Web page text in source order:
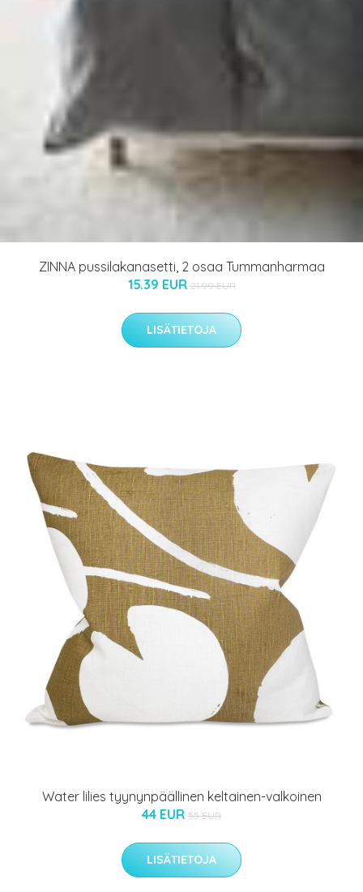
ZINNA pussilakanasetti, 2 osaa Tummanharmaa
15.39 EUR 21.99 EUR
LISÄTIETOJA
Water lilies tyynynpäällinen keltainen-valkoinen
44 EUR 55 EUR
LISÄTIETOJA